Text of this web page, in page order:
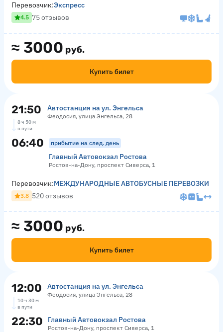
≈ 3000 руб.
Купить билет
Перевозчик:Экспресс
4.5 75 отзывов
21:50 Автостанция на ул. Энгельса
Феодосия, улица Энгельса, 28
8 ч 50 м
в пути
06:40 прибытие на след. день
Главный Автовокзал Ростова
Ростов-на-Дону, проспект Сиверса, 1
≈ 3000 руб.
Купить билет
Перевозчик:МЕЖДУНАРОДНЫЕ АВТОБУСНЫЕ ПЕРЕВОЗКИ
3.8 520 отзывов
12:00 Автостанция на ул. Энгельса
Феодосия, улица Энгельса, 28
10 ч 30 м
в пути
22:30 Главный Автовокзал Ростова
Ростов-на-Дону, проспект Сиверса, 1